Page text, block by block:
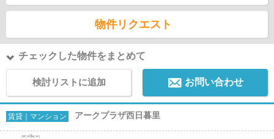
物件リクエスト
チェックした物件をまとめて
検討リストに追加 お問い合わせ
賃貸｜マンション アークプラザ西日暮里